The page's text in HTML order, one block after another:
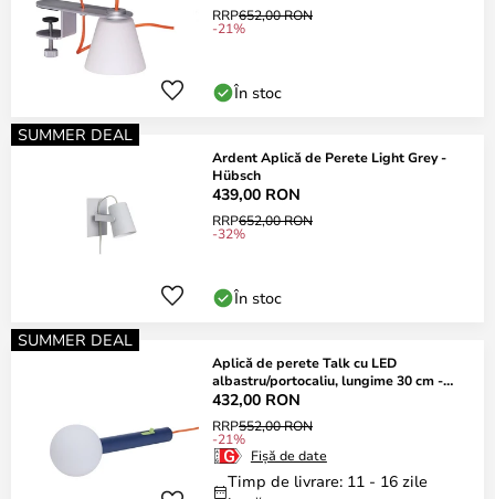
RRP652,00 RON
-21%
În stoc
SUMMER DEAL
Ardent Aplică de Perete Light Grey -
Hübsch
439,00 RON
RRP652,00 RON
-32%
În stoc
SUMMER DEAL
Aplică de perete Talk cu LED
albastru/portocaliu, lungime 30 cm -
Hübsch
432,00 RON
RRP552,00 RON
-21%
Fișă de date
Timp de livrare: 11 - 16 zile